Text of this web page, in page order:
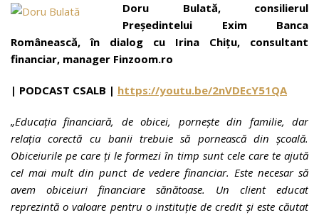
Doru Bulată, consilierul
Președintelui Exim Banca
Românească, în dialog cu Irina Chițu, consultant
financiar, manager Finzoom.ro
| PODCAST CSALB | https://youtu.be/2nVDEcY51QA
„Educația financiară, de obicei, pornește din familie, dar
relația corectă cu banii trebuie să pornească din școală.
Obiceiurile pe care ți le formezi în timp sunt cele care te ajută
cel mai mult din punct de vedere financiar. Este necesar să
avem obiceiuri financiare sănătoase. Un client educat
reprezintă o valoare pentru o instituție de credit și este căutat